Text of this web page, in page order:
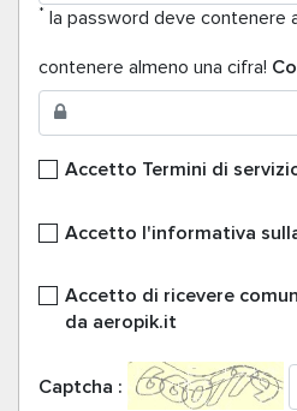
* la password deve contenere
contenere almeno una cifra!
Accetto Termini di
Accetto l'informativa
Accetto di ricevere
da aeropik.it
Captcha :